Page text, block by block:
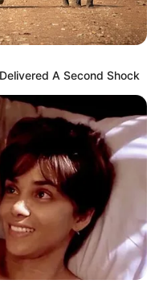
A Second Shock